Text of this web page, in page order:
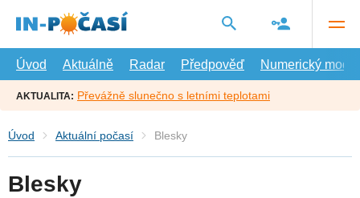
hlavní
Úvod
Aktuálně Radar Předpověď Numerický model
AKTUALITA: Převážně slunečno s letními teplotami
Úvod Aktuální počasí Blesky
Blesky